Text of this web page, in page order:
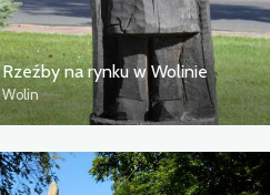
Rzeźby na rynku w Wolinie
Wolin